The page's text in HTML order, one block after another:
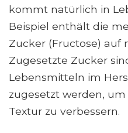
kommt natürlich in
Beispiel enthält die
Zucker (Fructose) auf
Zugesetzte Zucker
Lebensmitteln im
zugesetzt werden,
Textur zu verbessern.